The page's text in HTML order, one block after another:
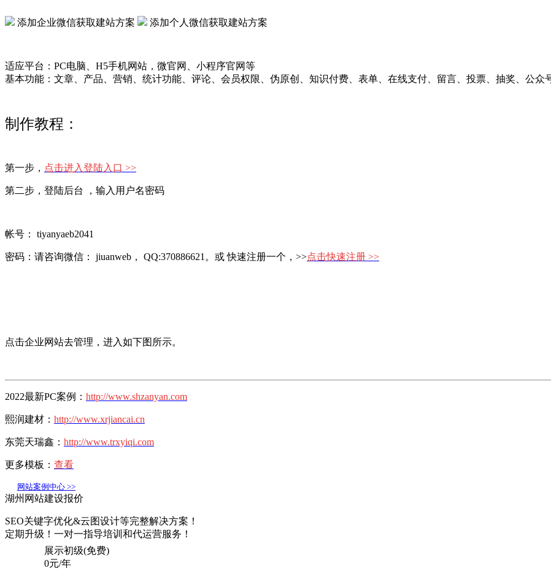
添加企业微信获取建站方案 添加个人微信获取建站方案
适应平台：PC电脑、H5手机网站，微官网、小程序官网等
基本功能：文章、产品、营销、统计功能、评论、会员权限、伪原创、知识付费、表单、在线支付、留言、投票、抽奖、公众
制作教程：
第一步， 点击进入登陆入口 >>
第二步，登陆后台 ，输入用户名密码
帐号： tiyanyaeb2041
密码：请咨询微信： jiuanweb， QQ:370886621。或 快速注册一个，>>点击快速注册 >>
点击企业网站去管理，进入如下图所示。
2022最新PC案例： http://www.shzanyan.com
熙润建材： http://www.xrjiancai.cn
东莞天瑞鑫： http://www.trxyiqi.com
更多模板： 查看
网站案例中心 >>
湖州网站建设报价
SEO关键字优化&云图设计等完整解决方案！
定期升级！一对一指导培训和代运营服务！
展示初级(免费)
0元/年